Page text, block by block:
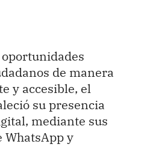
oportunidades
de manera
y accesible, el
su presencia
mediante sus
WhatsApp y